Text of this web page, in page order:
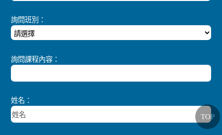
詢問班別：
詢問課程內容：
姓名：
TOP